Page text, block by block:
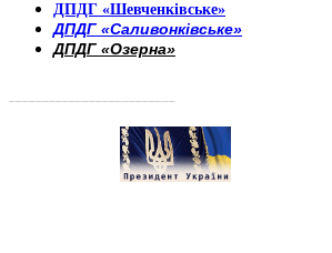
ДПДГ «Шевченківське»
ДПДГ «Саливонківське»
ДПДГ «Озерна»